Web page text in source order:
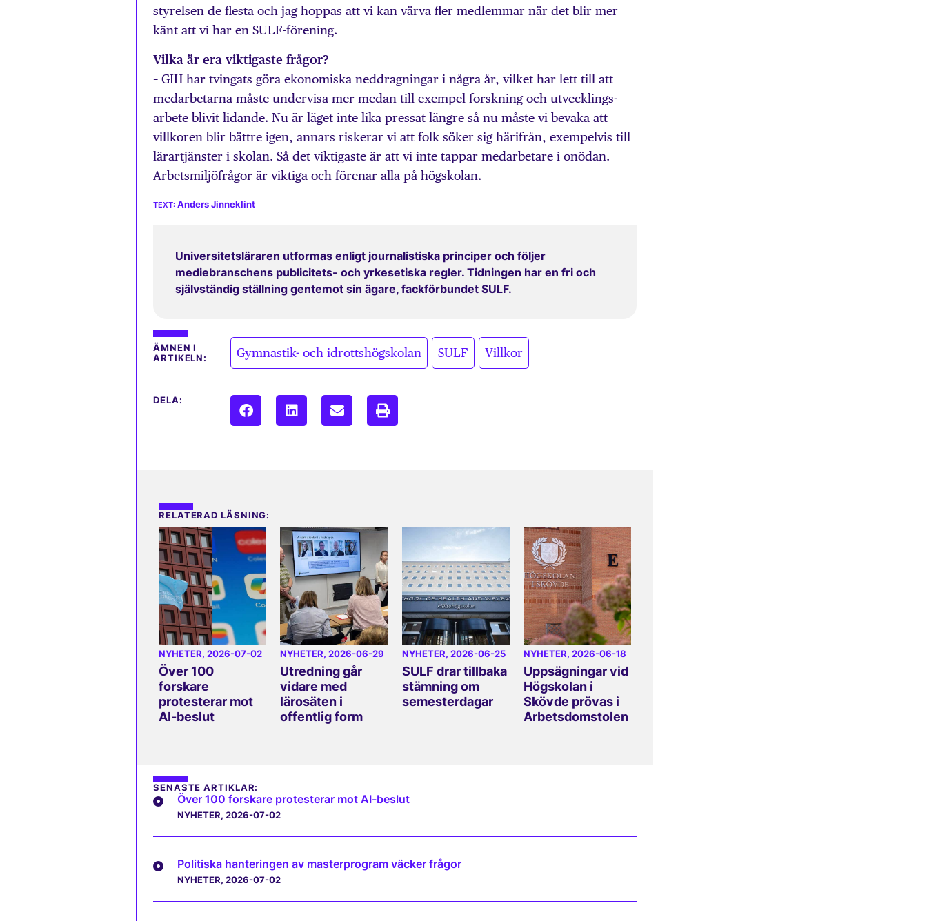
styrelsen de flesta och jag hoppas att vi kan värva fler medlemmar när det blir mer
känt att vi har en SULF-förening.
Vilka är era viktigaste frågor?
– GIH har tvingats göra ekonomiska neddragningar i några år, vilket har lett till att
medarbetarna måste undervisa mer medan till exempel forskning och utvecklings­
arbete blivit lidande. Nu är läget inte lika pressat längre så nu måste vi bevaka att
villkoren blir bättre igen, annars riskerar vi att folk söker sig härifrån, exempelvis till
lärartjänster i skolan. Så det viktigaste är att vi inte tappar medarbetare i onödan.
Arbetsmiljöfrågor är viktiga och förenar alla på högskolan.
Anders Jinneklint
Universitetsläraren utformas enligt journalistiska principer och följer
mediebranschens publicitets- och yrkesetiska regler. Tidningen har en fri och
självständig ställning gentemot sin ägare, fackförbundet SULF.
ÄMNEN I
ARTIKELN:
Gymnastik- och idrottshögskolan SULF Villkor
DELA:
RELATERAD LÄSNING:
NYHETER, 2026-07-02
Över 100
forskare
protesterar mot
AI-beslut
NYHETER, 2026-06-29
Utredning går
vidare med
lärosäten i
offentlig form
NYHETER, 2026-06-25
SULF drar tillbaka
stämning om
semesterdagar
NYHETER, 2026-06-18
Uppsägningar vid
Högskolan i
Skövde prövas i
Arbetsdomstolen
SENASTE ARTIKLAR:
Över 100 forskare protesterar mot AI-beslut
NYHETER, 2026-07-02
Politiska hanteringen av masterprogram väcker frågor
NYHETER, 2026-07-02